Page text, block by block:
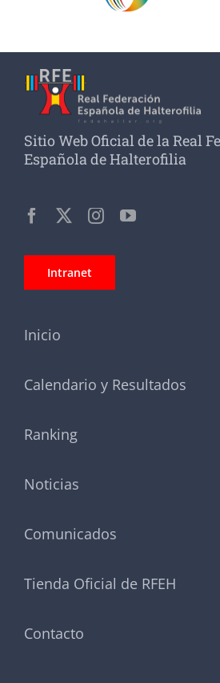
Sitio Web Oficial de la Real
Española de Halterofilia
Intranet
Inicio
Calendario y Resultados
Ranking
Noticias
Comunicados
Tienda Oficial de RFEH
Contacto